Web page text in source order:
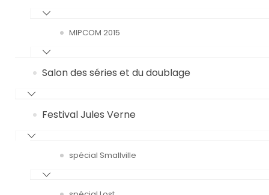
MIPCOM 2015
Salon des séries et du doublage
Festival Jules Verne
spécial Smallville